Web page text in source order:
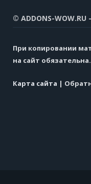
© ADDONS-
При копировании
на сайт обязательна.
Карта сайта |